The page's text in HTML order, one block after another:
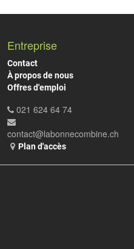
Entreprise
Contact
À propos de nous
Offres d'emploi
021 624 64 74
contact@labonnecombine.ch
Plan d'accès